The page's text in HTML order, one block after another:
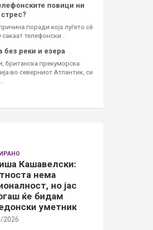
повици ни
поради која луѓето сè
телефонски…
без реки и езера
британска прекуморска
во северниот Атлантик, се
Кашавелски:
нема
но јас
ќе бидам
уметник
2026